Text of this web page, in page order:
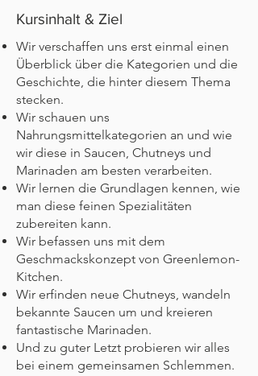
Kursinhalt & Ziel
Wir verschaffen uns erst einmal einen
Überblick über die Kategorien und die
Geschichte, die hinter diesem Thema
stecken.
Wir schauen uns
Nahrungsmittelkategorien an und wie
wir diese in Saucen, Chutneys und
Marinaden am besten verarbeiten.
Wir lernen die Grundlagen kennen, wie
man diese feinen Spezialitäten
zubereiten kann.
Wir befassen uns mit dem
Geschmackskonzept von Greenlemon-
Kitchen.
Wir erfinden neue Chutneys, wandeln
bekannte Saucen um und kreieren
fantastische Marinaden.
Und zu guter Letzt probieren wir alles
bei einem gemeinsamen Schlemmen.